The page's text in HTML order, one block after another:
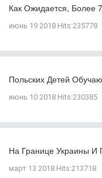
Как Ожидается, Более
июнь 19 2018 Hits:235778
Польских Детей
июнь 10 2018 Hits:230385
На Границе Украины
март 13 2018 Hits:213718